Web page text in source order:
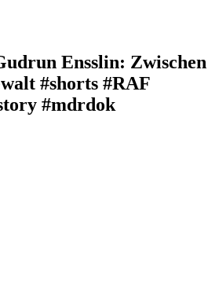
Ensslin: Zwischen
#shorts #RAF
#mdrdok